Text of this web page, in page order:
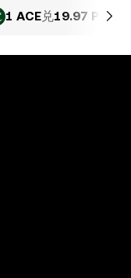
1 ACE兑19.97 PKR